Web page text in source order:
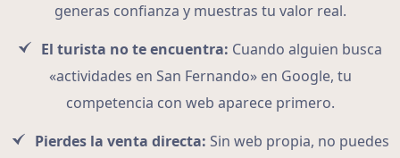
generas confianza y muestras tu valor real.
El turista no te encuentra: Cuando alguien busca
«actividades en San Fernando» en Google, tu
competencia con web aparece primero.
Pierdes la venta directa: Sin web propia, no puedes